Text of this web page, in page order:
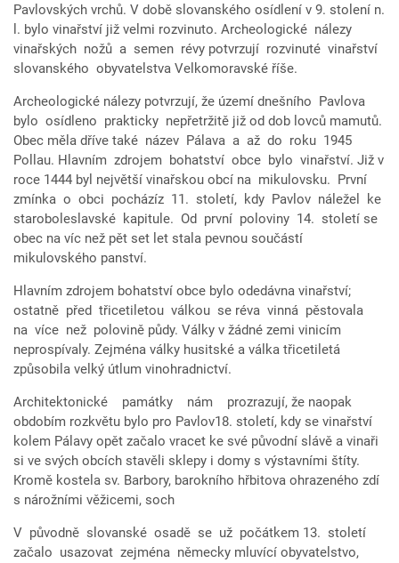
Pavlovských vrchů. V době slovanského osídlení v 9. stolení n.
l. bylo vinařství již velmi rozvinuto. Archeologické nálezy
vinařských nožů a semen révy potvrzují rozvinuté vinařství
slovanského obyvatelstva Velkomoravské říše.
Archeologické nálezy potvrzují, že území dnešního Pavlova
bylo osídleno prakticky nepřetržitě již od dob lovců mamutů.
Obec měla dříve také název Pálava a až do roku 1945
Pollau. Hlavním zdrojem bohatství obce bylo vinařství. Již v
roce 1444 byl největší vinařskou obcí na mikulovsku. První
zmínka o obci pocházíz 11. století, kdy Pavlov náležel ke
staroboleslavské kapitule. Od první poloviny 14. století se
obec na víc než pět set let stala pevnou součástí
mikulovského panství.
Hlavním zdrojem bohatství obce bylo odedávna vinařství;
ostatně před třicetiletou válkou se réva vinná pěstovala
na více než polovině půdy. Války v žádné zemi vinicím
neprospívaly. Zejména války husitské a válka třicetiletá
způsobila velký útlum vinohradnictví.
Architektonické památky nám prozrazují, že naopak
obdobím rozkvětu bylo pro Pavlov18. století, kdy se vinařství
kolem Pálavy opět začalo vracet ke své původní slávě a vinaři
si ve svých obcích stavěli sklepy i domy s výstavními štíty.
Kromě kostela sv. Barbory, barokního hřbitova ohrazeného zdí
s nárožními věžicemi, soch
V původně slovanské osadě se už počátkem 13. století
začalo usazovat zejména německy mluvící obyvatelstvo,